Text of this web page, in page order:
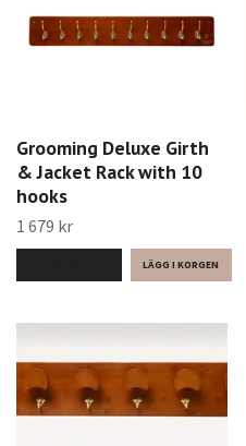
Grooming Deluxe Girth
& Jacket Rack with 10
hooks
1 679 kr